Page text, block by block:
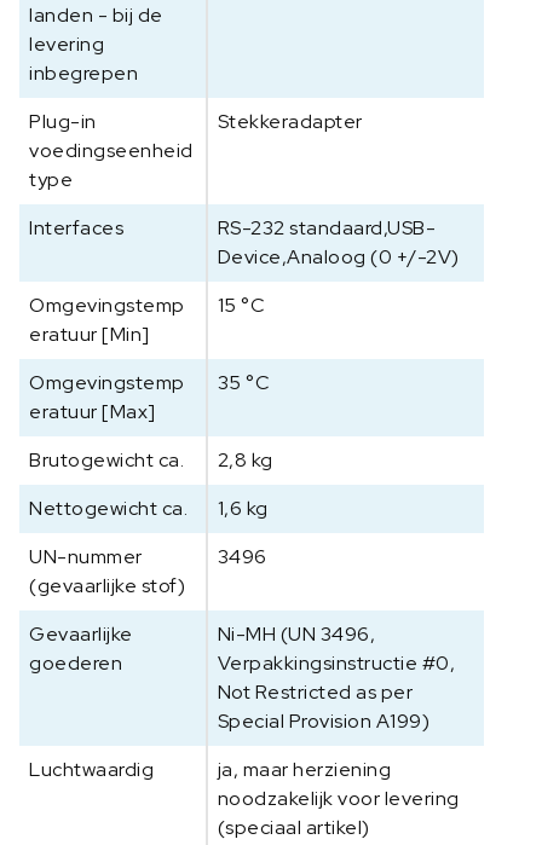
landen - bij de
levering
inbegrepen
Plug-in
voedingseenheid
type
Stekkeradapter
Interfaces
RS-232 standaard,USB-
Device,Analoog (0 +/-2V)
Omgevingstemp
eratuur [Min]
15 °C
Omgevingstemp
eratuur [Max]
35 °C
Brutogewicht ca.
2,8 kg
Nettogewicht ca.
1,6 kg
UN-nummer
(gevaarlijke stof)
3496
Gevaarlijke
goederen
Ni-MH (UN 3496,
Verpakkingsinstructie #0,
Not Restricted as per
Special Provision A199)
Luchtwaardig
ja, maar herziening
noodzakelijk voor levering
(speciaal artikel)